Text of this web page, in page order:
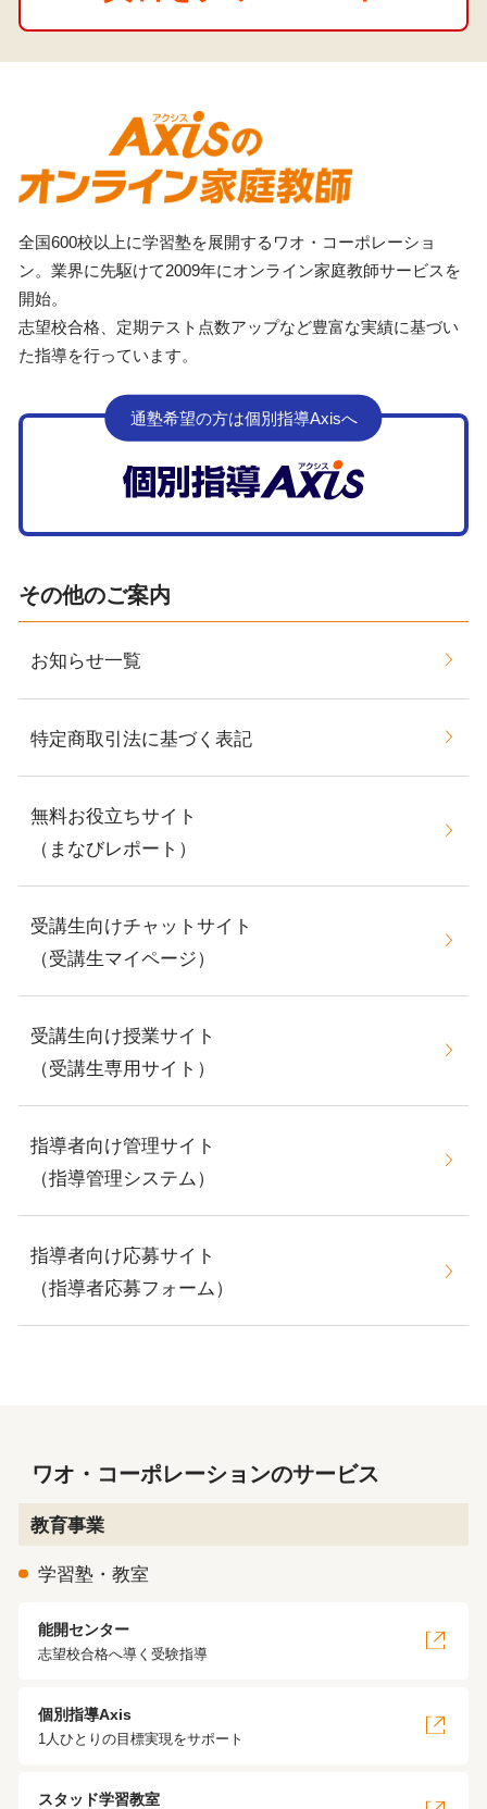
全国600校以上に学習塾を展開するワオ・コーポレーショ
ン。業界に先駆けて2009年にオンライン家庭教師サービスを
開始。
志望校合格、定期テスト点数アップなど豊富な実績に基づい
た指導を行っています。
通塾希望の方は個別指導Axisへ
その他のご案内
お知らせ一覧
特定商取引法に基づく表記
無料お役立ちサイト
（まなびレポート）
受講生向けチャットサイト
（受講生マイページ）
受講生向け授業サイト
（受講生専用サイト）
指導者向け管理サイト
（指導管理システム）
指導者向け応募サイト
（指導者応募フォーム）
ワオ・コーポレーションのサービス
教育事業
学習塾・教室
能開センター
志望校合格へ導く受験指導
個別指導Axis
1人ひとりの目標実現をサポート
スタッド学習教室